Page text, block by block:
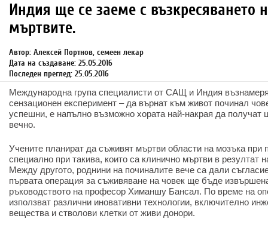
Индия ще се заеме с възкресяването
мъртвите.
Автор: Алексей Портнов, семеен лекар
Дата на създаване: 25.05.2016
Последен преглед: 25.05.2016
Международна група специалисти от САЩ и Индия
сензационен експеримент – да върнат към живот починал
успешни, е напълно възможно хората най-накрая да получат
вечно.
Учените планират да съживят мъртви области на мозъка при
специално при такива, които са клинично мъртви в резултат
Между другото, роднини на починалите вече са дали
първата операция за съживяване на човек ще бъде
ръководството на професор Химаншу Бансал. По време на
използват различни иновативни технологии, включително
вещества и стволови клетки от живи донори.